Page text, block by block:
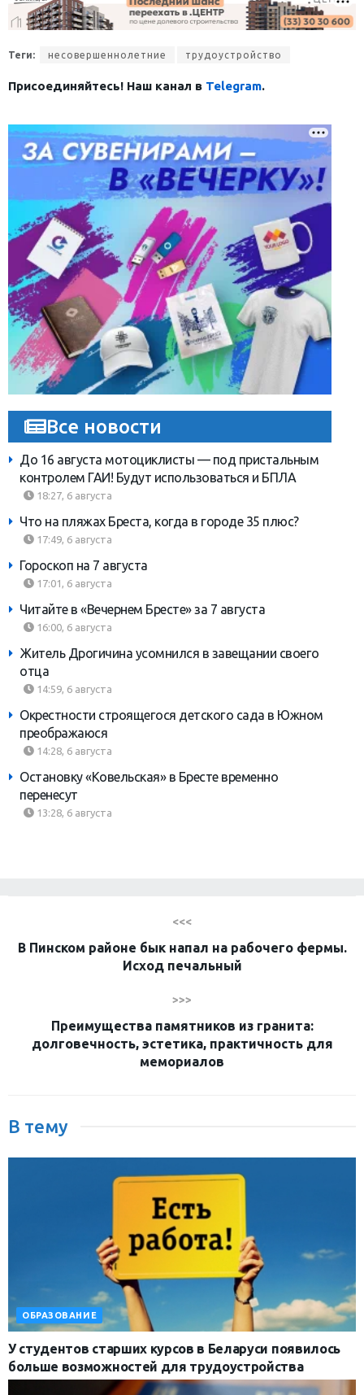
Теги: несовершеннолетние трудоустройство
Присоединяйтесь! Наш канал в Telegram.
Все новости
До 16 августа мотоциклисты — под пристальным
контролем ГАИ! Будут использоваться и БПЛА
18:27, 6 августа
Что на пляжах Бреста, когда в городе 35 плюс?
17:49, 6 августа
Гороскоп на 7 августа
17:01, 6 августа
Читайте в «Вечернем Бресте» за 7 августа
16:00, 6 августа
Житель Дрогичина усомнился в завещании своего
отца
14:59, 6 августа
Окрестности строящегося детского сада в Южном
преображаюся
14:28, 6 августа
Остановку «Ковельская» в Бресте временно
перенесут
13:28, 6 августа
<<<
В Пинском районе бык напал на рабочего фермы.
Исход печальный
>>>
Преимущества памятников из гранита:
долговечность, эстетика, практичность для
мемориалов
В тему
ОБРАЗОВАНИЕ
У студентов старших курсов в Беларуси появилось
больше возможностей для трудоустройства